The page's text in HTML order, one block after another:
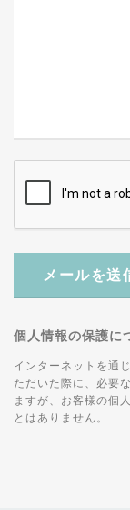
メールを送
個人情報の保護に
インターネットを通
ただいた際に、必要
ますが、お客様の個
とはありません。